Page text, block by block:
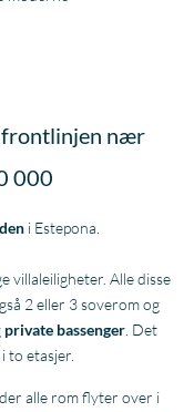
frontlinjen nær
000
i Estepona.
villaleiligheter. Alle disse
2 eller 3 soverom og
private bassenger . Det
to etasjer.
alle rom flyter over i